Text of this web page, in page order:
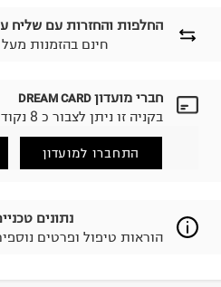
החלפות והחזרות עם שליח
₪ חינם בהזמנות מעל 500
לבחירת בשיטת המשלוח
הזמנתם והתחרטתם?
(במקום ב-19.9 ₪) לזמן מוגבל! חינם בהזמנות מעל 500 ₪.
למידע נא ללחוץ כאן
.
לפני החזרת החבילה, חשוב
פריטים שבירים יש להחזיר עם
חברי מועדון DREAM CARD
בקניה זו ניתן לצבור כ 8 נקודות
התחברו למועדון
נתונים
הוראות טיפול ופרטים